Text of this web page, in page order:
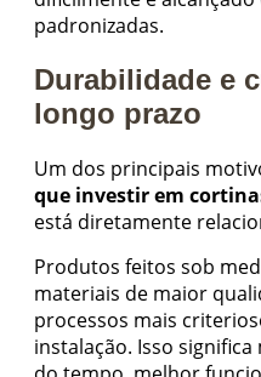
padronizadas.
Durabilidade e
longo prazo
Um dos principais
que investir em
está diretamente
Produtos feitos sob
materiais de maior
processos mais
instalação. Isso